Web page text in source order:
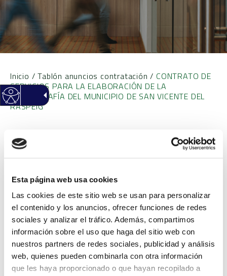
Esta página web usa cookies
Las cookies de este sitio web se usan para personalizar
el contenido y los anuncios, ofrecer funciones de redes
sociales y analizar el tráfico. Además, compartimos
información sobre el uso que haga del sitio web con
nuestros partners de redes sociales, publicidad y análisis
web, quienes pueden combinarla con otra información
que les haya proporcionado o que hayan recopilado a
Inicio /Tablón anuncios contratación / CONTRATO DE
SERVICIOS PARA LA ELABORACIÓN DE LA
CARTOGRAFÍA DEL MUNICIPIO DE SAN VICENTE DEL
RASPEIG
CONTRATO DE SERVICIOS
PARA LA ELABORACIÓN
DE LA CARTOGRAFÍA DEL
MUNICIPIO DE SAN
VICENTE DEL RASPEIG
Objeto
CONTRATO DE